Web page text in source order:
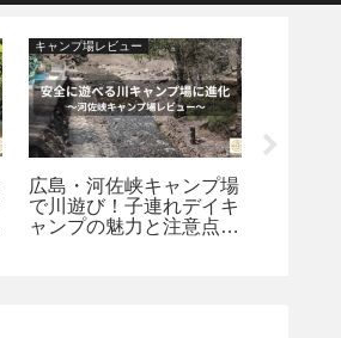
キャンプ場レビュー
広島・河佐峡キャンプ場
で川遊び！子連れデイキ
ャンプの魅力と注意点を